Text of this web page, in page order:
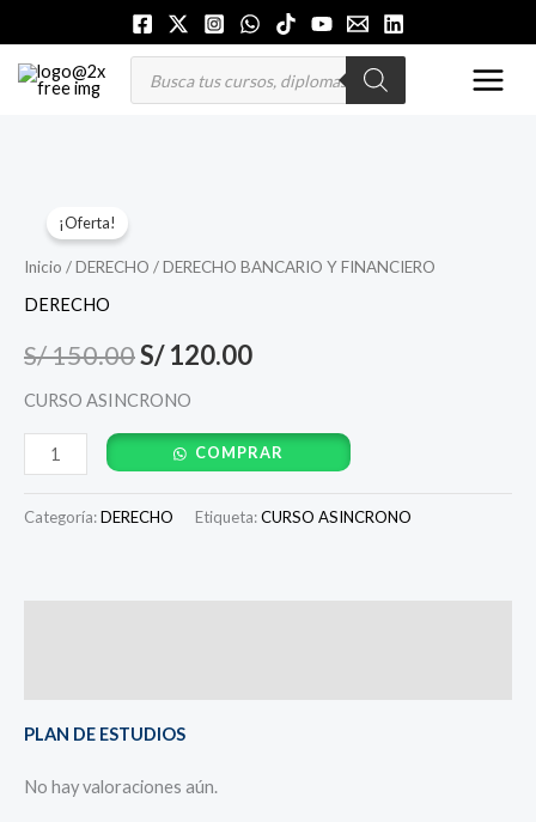
al
contenido
Búsqueda
productos
¡Oferta!
Inicio /DERECHO / DERECHO BANCARIO Y FINANCIERO
DERECHO
S/150.00
precio
era:
S/ 150.00.
S/120.00
precio
es:
CURSO ASINCRONO
BANCARIO
Y
FINANCIERO
COMPRAR
Categoría:DERECHO Etiqueta:CURSO ASINCRONO
PLAN DE ESTUDIOS
No hay valoraciones aún.